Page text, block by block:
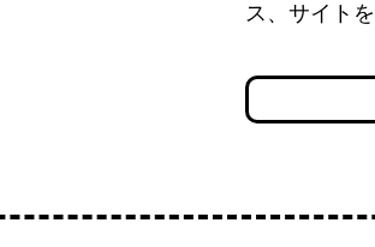
ス、サイト